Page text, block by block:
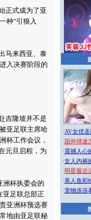
正式成为了亚
种“引狼入
马来西亚、泰
入决赛阶段的
吉隆坡并不是
亚足联主席哈
杯工作会议，
元旦启程，为
杯执委会的
亚足联总部正
亚洲杯预选赛
地由亚足联秘
·AV女优
· 国外球迷
·震撼人心
·女人内裤
·明星最近
·美人鱼彩
·宠物连连